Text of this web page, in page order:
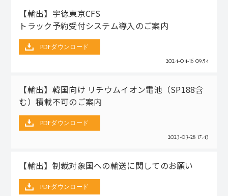
【輸出】宇徳東京CFS
トラック予約受付システム導入のご案内
PDFダウンロード
2024-04-16 09:54
【輸出】韓国向け リチウムイオン電池（SP188含
む）積載不可のご案内
PDFダウンロード
2023-03-28 17:43
【輸出】制裁対象国への輸送に関してのお願い
PDFダウンロード